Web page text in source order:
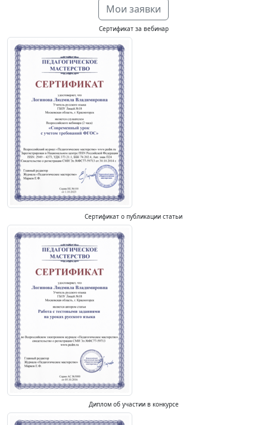
Мои заявки
Сертификат за вебинар
Сертификат о публикации статьи
Диплом об участии в конкурсе